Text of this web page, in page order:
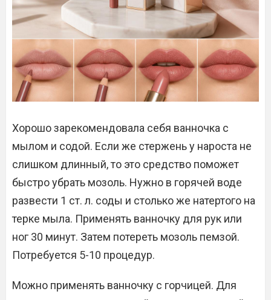
Хорошо зарекомендовала себя ванночка с
мылом и содой. Если же стержень у нароста не
слишком длинный, то это средство поможет
быстро убрать мозоль. Нужно в горячей воде
развести 1 ст. л. соды и столько же натертого на
терке мыла. Применять ванночку для рук или
ног 30 минут. Затем потереть мозоль пемзой.
Потребуется 5-10 процедур.
Можно применять ванночку с горчицей. Для